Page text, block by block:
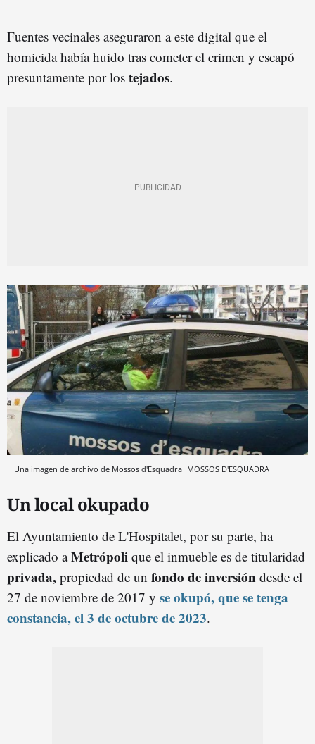
Fuentes vecinales aseguraron a este digital que el
homicida había huido tras cometer el crimen y escapó
presuntamente por los tejados.
Una imagen de archivo de Mossos d'Esquadra MOSSOS D'ESQUADRA
Un local okupado
El Ayuntamiento de L'Hospitalet, por su parte, ha
explicado aMetrópoli que el inmueble es de titularidad
privada, propiedad de un fondo de inversión desde el
27 de noviembre de 2017 y se okupó, que se tenga
constancia, el 3 de octubre de 2023.